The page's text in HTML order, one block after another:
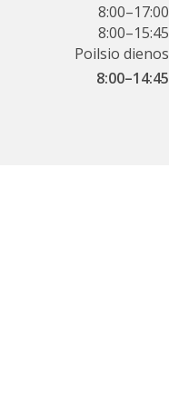
8:00–17:00
8:00–15:45
Poilsio dienos
8:00–14:45